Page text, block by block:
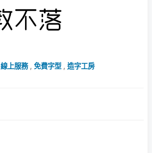
線上服務, 免費字型, 造字工房